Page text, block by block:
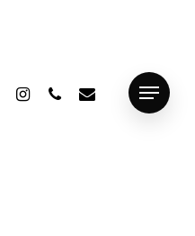
instagram
phoneemail Menu